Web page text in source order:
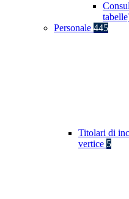
Personale 445
Titolari di
vertice 5